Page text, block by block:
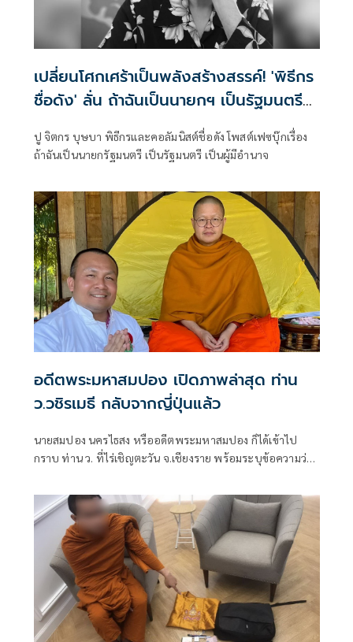
เปลี่ยนโศกเศร้าเป็นพลังสร้างสรรค์! 'พิธีกร
ชื่อดัง' ลั่น ถ้าฉันเป็นนายกฯ เป็นรัฐมนตรี
ปู จิตกร บุษบา พิธีกรและคอลัมนิสต์ชื่อดัง โพสต์เฟซบุ๊กเรื่อง
ถ้าฉันเป็นนายกรัฐมนตรี เป็นรัฐมนตรี เป็นผู้มีอำนาจ
อดีตพระมหาสมปอง เปิดภาพล่าสุด ท่าน
ว.วชิรเมธี กลับจากญี่ปุ่นแล้ว
นายสมปอง นครไธสง หรืออดีตพระมหาสมปอง ก็ได้เข้าไป
กราบ ท่าน ว. ที่ไร่เชิญตะวัน จ.เชียงราย พร้อมระบุข้อความว่า